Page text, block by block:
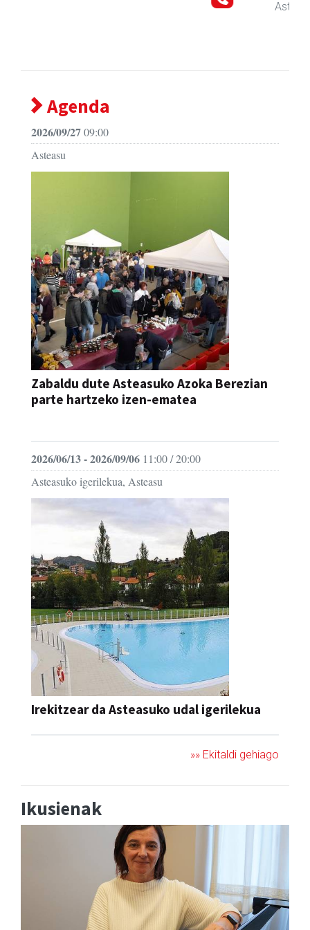
Agenda
2026/09/2709:00
Asteasu
Zabaldu dute Asteasuko Azoka Berezian
parte hartzeko izen-ematea
2026/06/13 - 2026/09/06 11:00 / 20:00
Asteasuko igerilekua, Asteasu
Irekitzear da Asteasuko udal igerilekua
»» Ekitaldi gehiago
Ikusienak